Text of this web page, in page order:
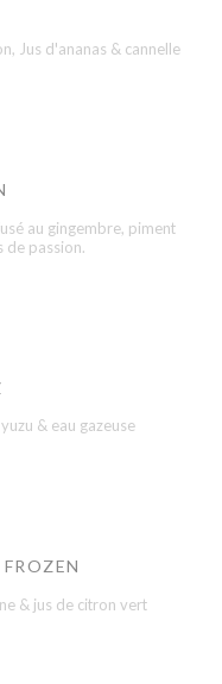
Jus d'ananas & cannelle
au gingembre, piment
de passion.
& eau gazeuse
& jus de citron vert